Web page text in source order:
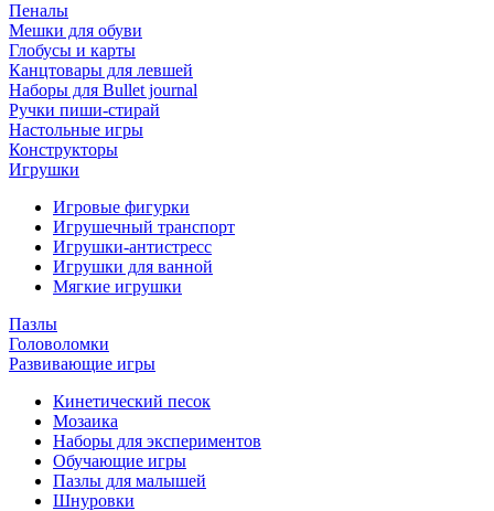
Пеналы
Мешки для обуви
Глобусы и карты
Канцтовары для левшей
Наборы для Bullet journal
Ручки пиши-стирай
Настольные игры
Конструкторы
Игрушки
Игровые фигурки
Игрушечный транспорт
Игрушки-антистресс
Игрушки для ванной
Мягкие игрушки
Пазлы
Головоломки
Развивающие игры
Кинетический песок
Мозаика
Наборы для экспериментов
Обучающие игры
Пазлы для малышей
Шнуровки